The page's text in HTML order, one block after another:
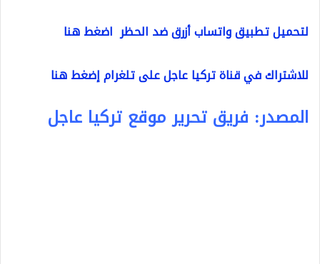
لتحميل تطبيق واتساب أزرق ضد الحظر اضغط هنا
للاشتراك في قناة تركيا عاجل على تلغرام إضغط هنا
المصدر: فريق تحرير موقع تركيا عاجل